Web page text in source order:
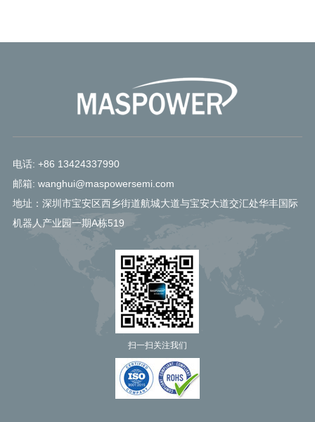
电话: +86 13424337990
邮箱: wanghui@maspowersemi.com
地址：深圳市宝安区西乡街道航城大道与宝安大道交汇处华丰国际
机器人产业园一期A栋519
扫一扫关注我们